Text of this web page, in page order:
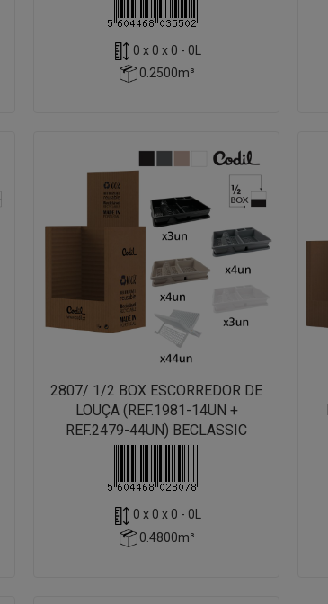
0 x 0 x 0 - 0L
0.2500m³
2807/ 1/2 BOX ESCORREDOR DE
LOUÇA (REF.1981-14UN +
REF.2479-44UN) BECLASSIC
0 x 0 x 0 - 0L
0.4800m³